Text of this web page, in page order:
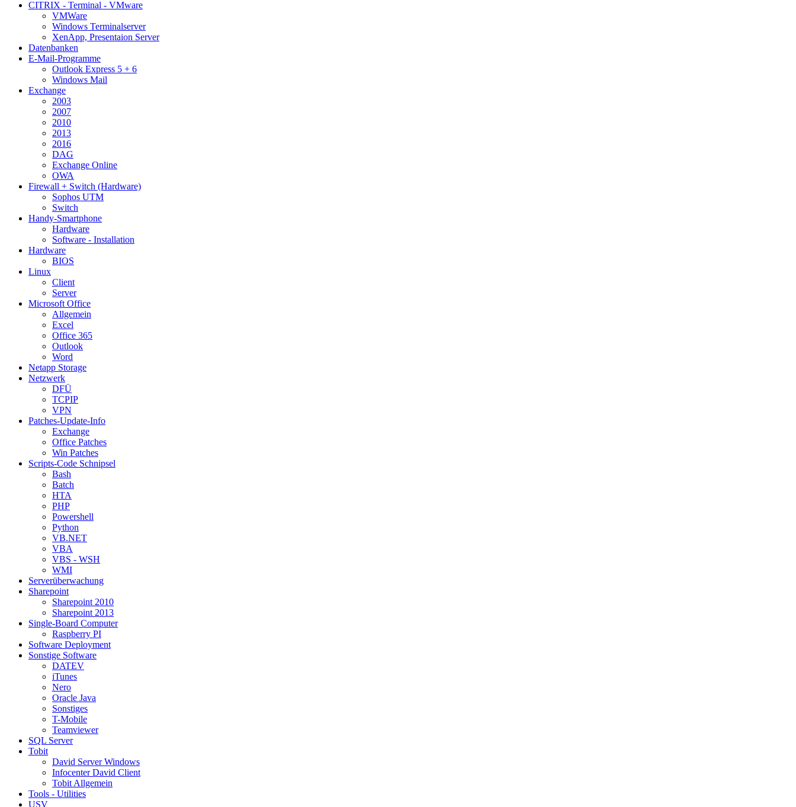
CITRIX - Terminal - VMware
VMWare
Windows Terminalserver
XenApp, Presentaion Server
Datenbanken
E-Mail-Programme
Outlook Express 5 + 6
Windows Mail
Exchange
2003
2007
2010
2013
2016
DAG
Exchange Online
OWA
Firewall + Switch (Hardware)
Sophos UTM
Switch
Handy-Smartphone
Hardware
Software - Installation
Hardware
BIOS
Linux
Client
Server
Microsoft Office
Allgemein
Excel
Office 365
Outlook
Word
Netapp Storage
Netzwerk
DFÜ
TCPIP
VPN
Patches-Update-Info
Exchange
Office Patches
Win Patches
Scripts-Code Schnipsel
Bash
Batch
HTA
PHP
Powershell
Python
VB.NET
VBA
VBS - WSH
WMI
Serverüberwachung
Sharepoint
Sharepoint 2010
Sharepoint 2013
Single-Board Computer
Raspberry PI
Software Deployment
Sonstige Software
DATEV
iTunes
Nero
Oracle Java
Sonstiges
T-Mobile
Teamviewer
SQL Server
Tobit
David Server Windows
Infocenter David Client
Tobit Allgemein
Tools - Utilities
USV